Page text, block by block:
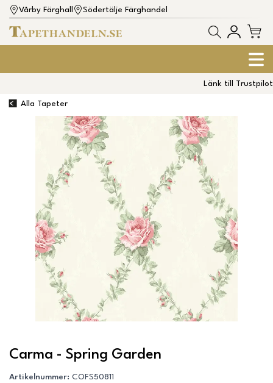
Vårby Färghall Södertälje Färghandel
Länk till Trustpilot
Alla Tapeter
Carma - Spring Garden
Artikelnummer: COFS50811